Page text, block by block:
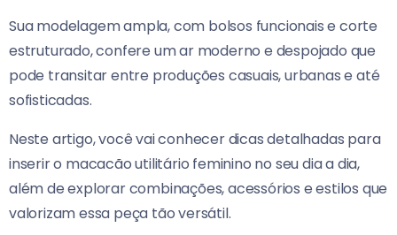
Sua modelagem ampla, com bolsos funcionais e corte
estruturado, confere um ar moderno e despojado que
pode transitar entre produções casuais, urbanas e até
sofisticadas.
Neste artigo, você vai conhecer dicas detalhadas para
inserir o macacão utilitário feminino no seu dia a dia,
além de explorar combinações, acessórios e estilos que
valorizam essa peça tão versátil.